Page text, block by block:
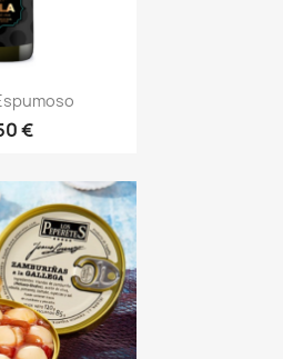
rápida
€